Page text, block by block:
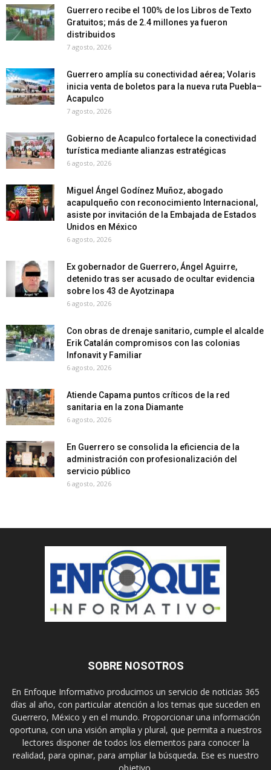
Guerrero recibe el 100% de los Libros de Texto
Gratuitos; más de 2.4 millones ya fueron
distribuidos
7 agosto, 2026
Guerrero amplía su conectividad aérea; Volaris
inicia venta de boletos para la nueva ruta Puebla–
Acapulco
7 agosto, 2026
Gobierno de Acapulco fortalece la conectividad
turística mediante alianzas estratégicas
6 agosto, 2026
Miguel Ángel Godínez Muñoz, abogado
acapulqueño con reconocimiento Internacional,
asiste por invitación de la Embajada de Estados
Unidos en México
6 agosto, 2026
Ex gobernador de Guerrero, Ángel Aguirre,
detenido tras ser acusado de ocultar evidencia
sobre los 43 de Ayotzinapa
6 agosto, 2026
Con obras de drenaje sanitario, cumple el alcalde
Erik Catalán compromisos con las colonias
Infonavit y Familiar
6 agosto, 2026
Atiende Capama puntos críticos de la red
sanitaria en la zona Diamante
6 agosto, 2026
En Guerrero se consolida la eficiencia de la
administración con profesionalización del
servicio público
6 agosto, 2026
SOBRE NOSOTROS
En Enfoque Informativo producimos un servicio de noticias 365
días al año, con particular atención a los temas que suceden en
Guerrero, México y en el mundo. Proporcionar una información
oportuna, con una visión amplia y plural, que permita a nuestros
lectores disponer de todos los elementos para conocer la
realidad, para opinar, para ampliar la búsqueda. Ese es nuestro